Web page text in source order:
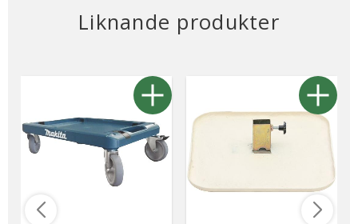
Liknande produkter